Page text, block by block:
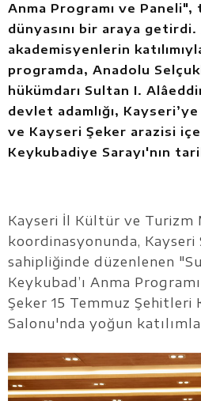
Anma Programı ve
dünyasını bir araya getirdi.
akademisyenlerin
programda, Anadolu
hükümdarı Sultan I.
devlet adamlığı,
ve Kayseri Şeker arazisi
Keykubadiye Sarayı'nın
Kayseri İl Kültür ve Turizm
koordinasyonunda, Kayseri
sahipliğinde düzenlenen
Keykubad’ı Anma
Şeker 15 Temmuz Şehitleri
Salonu'nda yoğun